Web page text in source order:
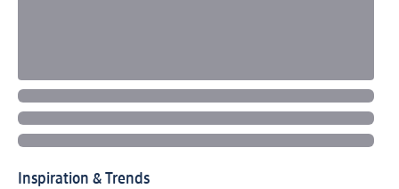
Inspiration & Trends